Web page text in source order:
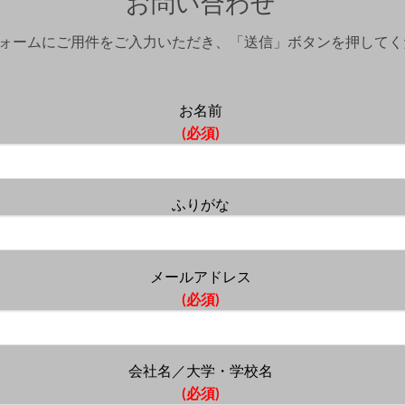
ームにご用件をご入力いただき、「送信」ボタンを押して
お名前
(必須)
ふりがな
メールアドレス
(必須)
会社名／大学・学校名
(必須)